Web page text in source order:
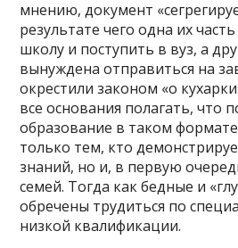
мнению, документ
результате чего одна их
школу и поступить в вуз, а
вынуждена отправиться на
окрестили законом «о
все основания полагать, что
образование в таком
только тем, кто
знаний, но и, в первую
семей. Тогда как бедные и
обречены трудиться по
низкой квалификации.